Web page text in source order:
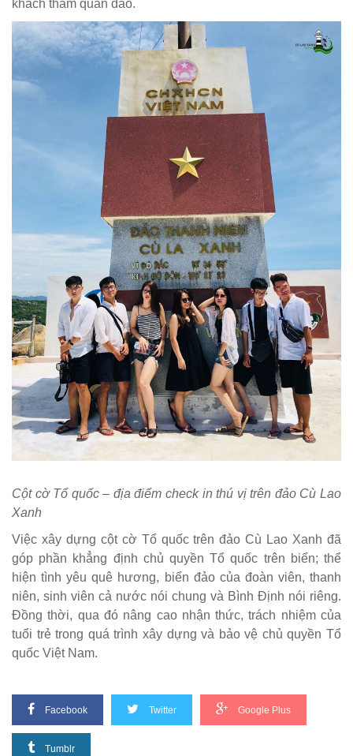
khách tham quan đảo.
Cột cờ Tổ quốc – địa điểm check in thú vị trên đảo Cù Lao
Xanh
Việc xây dựng cột cờ Tổ quốc trên đảo Cù Lao Xanh đã
góp phần khẳng định chủ quyền Tổ quốc trên biển; thể
hiện tình yêu quê hương, biển đảo của đoàn viên, thanh
niên, sinh viên cả nước nói chung và Bình Định nói riêng.
Đồng thời, qua đó nâng cao nhận thức, trách nhiệm của
tuổi trẻ trong quá trình xây dựng và bảo vệ chủ quyền Tổ
quốc Việt Nam.
Facebook Twitter Google Plus
Tumblr